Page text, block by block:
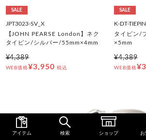
SALE
JPT3023-SV_X
【JOHN PEARSE London】ネク
タイピン/シルバー/55mm×4mm
¥4,389
WEB価格¥3,950 税込
SALE
K-DT-
タイピン/
×5mm
¥4,389
WEB価格
アイテム 検索 ショップ お